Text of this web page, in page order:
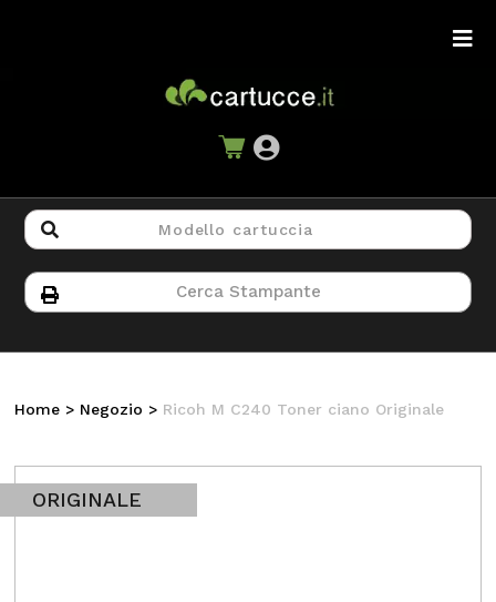
Home > Negozio > Ricoh M C240 Toner ciano Originale
ORIGINALE